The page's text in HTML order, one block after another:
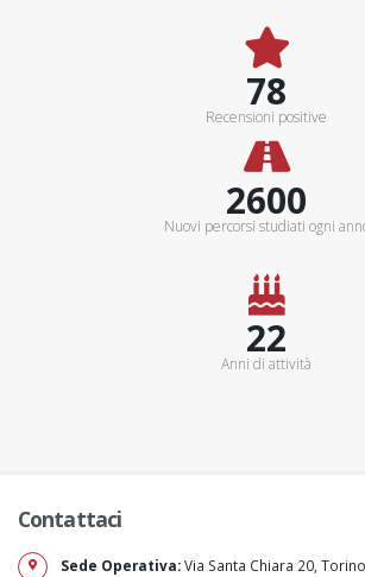
90%
Recensioni positive
3000Km
Nuovi percorsi studiati ogni
25+
Anni di attività
Contattaci
Sede Operativa:Via Santa Chiara 20,